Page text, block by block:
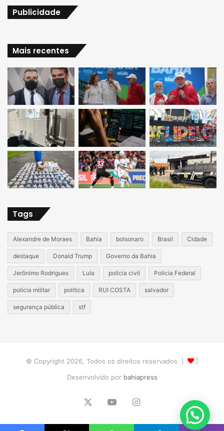
Publicidade
Mais recentes
Tags
Alexandre de Moraes Bahia bolsonaro Brasil Cidade
destaque Donald Trump Governo da Bahia
Jerônimo Rodrigues Lula policia civil Policia Federal
policia militar politica RUI COSTA salvador
segurança pública stf
© Copyright 2026, Todos os direitos reservados |
Desenvolvido por bahiapress
YouTubeInstagram